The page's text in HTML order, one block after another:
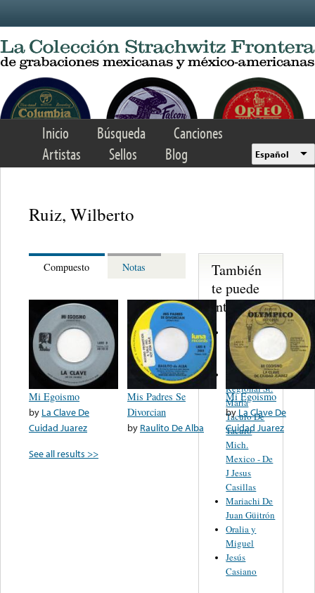
Inicio Búsqueda
Canciones
Artistas
Sellos Blog Español
Ruiz, Wilberto
Compuesto Notas
Mi Egoismo
by La Clave De
Cuidad Juarez
Mis Padres Se
Divorcian
by Raulito De Alba
Mi Egoismo
byLa Clave De
Cuidad Juarez
See all results >>
También
te puede
interesar...
Alonzo Y
Sus
Rancheros
Orquesta
Regional St.
Maria
Tacuro De
Tacuro
Mich.
Mexico - De
J Jesus
Casillas
Mariachi De
Juan Güitrón
Oralia y
Miguel
Jesús
Casiano